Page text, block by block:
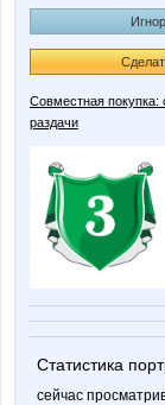
Совместная покупка:
раздачи
Статистика
сейчас